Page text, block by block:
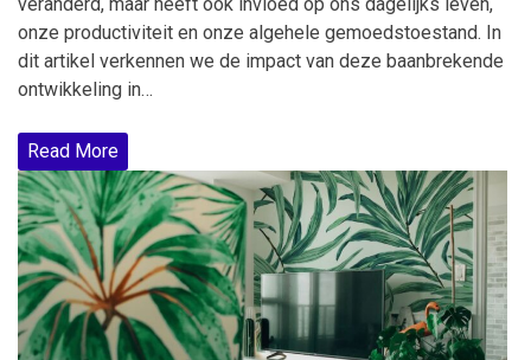
onze productiviteit en onze algehele gemoedstoestand. In
dit artikel verkennen we de impact van deze baanbrekende
ontwikkeling in…
Read More